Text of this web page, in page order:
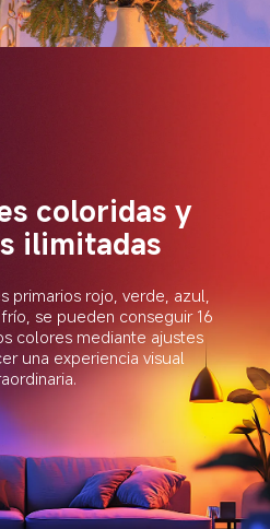
coloridas y
ilimitadas
primarios rojo, verde, azul,
se pueden conseguir 16
colores mediante ajustes
una experiencia visual